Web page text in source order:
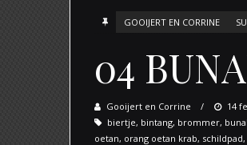
GOOIJERT EN CORRINE
04
Gooijert en Corrine
on
14
biertje, bintang, brommer,
oetan, orang oetan krab, schildpad,